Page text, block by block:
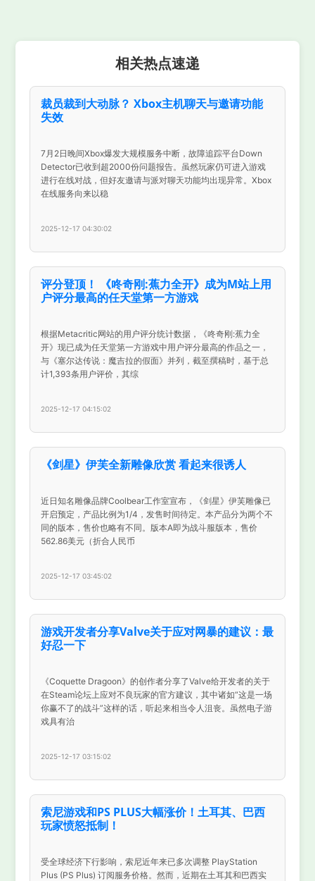
相关热点速递
裁员裁到大动脉？ Xbox主机聊天与邀请功能
失效
7月2日晚间Xbox爆发大规模服务中断，故障追踪平台Down
Detector已收到超2000份问题报告。虽然玩家仍可进入游戏
进行在线对战，但好友邀请与派对聊天功能均出现异常。Xbox
在线服务向来以稳
2025-12-17 04:30:02
评分登顶！ 《咚奇刚:蕉力全开》成为M站上用
户评分最高的任天堂第一方游戏
根据Metacritic网站的用户评分统计数据，《咚奇刚:蕉力全
开》现已成为任天堂第一方游戏中用户评分最高的作品之一，
与《塞尔达传说：魔吉拉的假面》并列，截至撰稿时，基于总
计1,393条用户评价，其综
2025-12-17 04:15:02
《剑星》伊芙全新雕像欣赏 看起来很诱人
近日知名雕像品牌Coolbear工作室宣布，《剑星》伊芙雕像已
开启预定，产品比例为1/4，发售时间待定。本产品分为两个不
同的版本，售价也略有不同。版本A即为战斗服版本，售价
562.86美元（折合人民币
2025-12-17 03:45:02
游戏开发者分享Valve关于应对网暴的建议：最
好忍一下
《Coquette Dragoon》的创作者分享了Valve给开发者的关于
在Steam论坛上应对不良玩家的官方建议，其中诸如“这是一场
你赢不了的战斗”这样的话，听起来相当令人沮丧。虽然电子游
戏具有治
2025-12-17 03:15:02
索尼游戏和PS PLUS大幅涨价！土耳其、巴西
玩家愤怒抵制！
受全球经济下行影响，索尼近年来已多次调整 PlayStation
Plus (PS Plus) 订阅服务价格。然而，近期在土耳其和巴西实